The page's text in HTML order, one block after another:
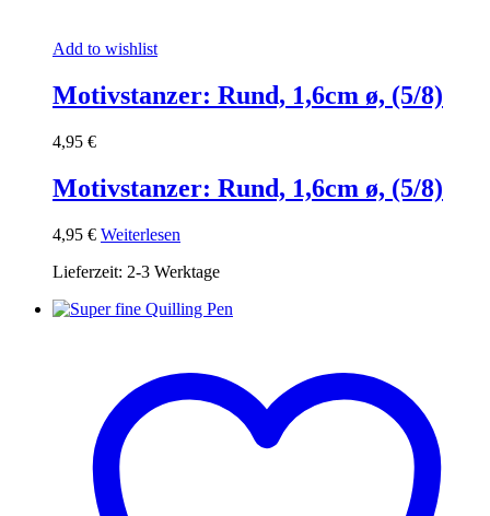
Add to wishlist
Motivstanzer: Rund, 1,6cm ø, (5/8)
4,95 €
Motivstanzer: Rund, 1,6cm ø, (5/8)
4,95 € Weiterlesen
Lieferzeit: 2-3 Werktage